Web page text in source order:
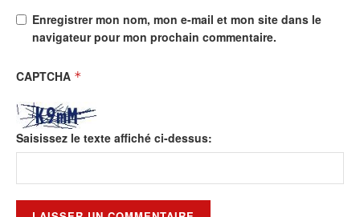
Enregistrer mon nom, mon e-mail et mon site dans le
navigateur pour mon prochain commentaire.
CAPTCHA *
Saisissez le texte affiché ci-dessus: